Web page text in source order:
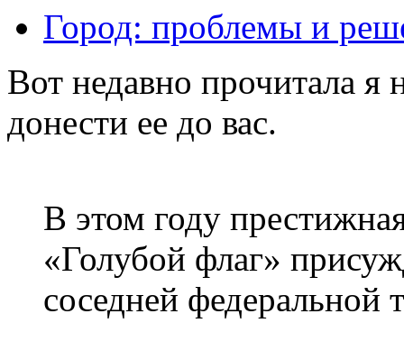
Город: проблемы и
Вот недавно прочитала я
донести ее до вас.
В этом году
«Голубой флаг»
соседней федеральной